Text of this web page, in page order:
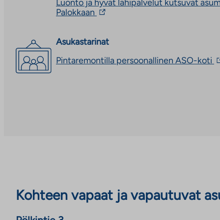
ulkopuoliseen
välilehteen
Luonto ja hyvät lähipalvelut kutsuvat
Palokkaan Linkki
palveluun.
aukeaa
Asukastarinat
Pintaremontilla persoonallinen ASO-koti
Kohteen vapaat ja vapautuvat